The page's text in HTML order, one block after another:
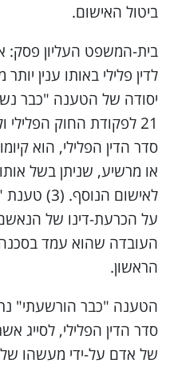
ביטול האישום.
יסודה של הטענה "כבר
סדר הדין הפלילי, הוא
או מרשיע, שניתן בשל
לאישום
על הכרעת-דינו של
העובדה שהוא עמד
הראשון.
סדר הדין הפלילי, לסייג
של אדם על-ידי מעשהו